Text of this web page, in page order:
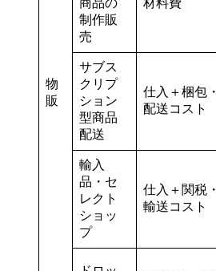
物
販
商品の
制作販
売
材料費
サブス
クリプ
ション
型商品
配送
仕入＋梱包・
配送コスト
輸入
品・セ
レクト
ショッ
プ
仕入＋関税・
輸送コスト